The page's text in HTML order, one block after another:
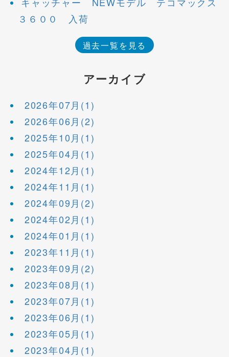
３６００ 入荷
過去一覧を見る
アーカイブ
2026年07月(1)
2026年06月(2)
2025年10月(1)
2025年04月(1)
2024年12月(1)
2024年11月(1)
2024年09月(2)
2024年02月(1)
2024年01月(1)
2023年11月(1)
2023年09月(2)
2023年08月(1)
2023年07月(1)
2023年06月(1)
2023年05月(1)
2023年04月(1)